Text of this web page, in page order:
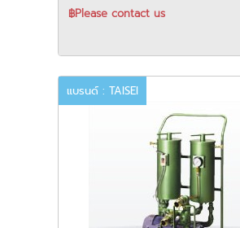
฿Please contact us
แบรนด์ : TAISEI